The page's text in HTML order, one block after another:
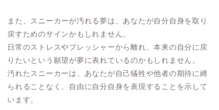
また、スニーカーが汚れる夢は、あなたが自分自身を取り
戻すためのサインかもしれません。
日常のストレスやプレッシャーから離れ、本来の自分に戻
りたいという願望が夢に表れているのかもしれません。
汚れたスニーカーは、あなたが自己犠牲や他者の期待に縛
られることなく、自由に自分自身を表現することを示して
います。